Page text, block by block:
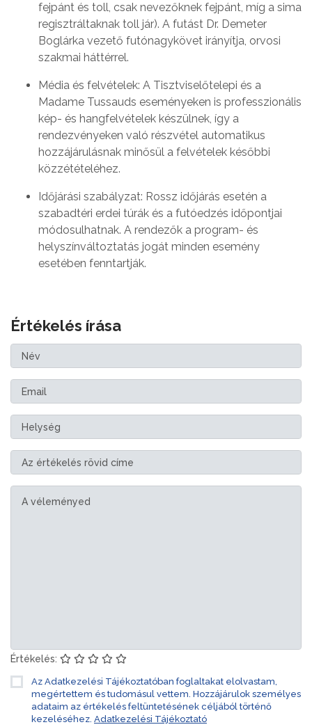
fejpánt és toll, csak nevezőknek fejpánt, míg a sima
regisztráltaknak toll jár). A futást Dr. Demeter
Boglárka vezető futónagykövet irányítja, orvosi
szakmai háttérrel.
Média és felvételek: A Tisztviselőtelepi és a
Madame Tussauds eseményeken is professzionális
kép- és hangfelvételek készülnek, így a
rendezvényeken való részvétel automatikus
hozzájárulásnak minősül a felvételek későbbi
közzétételéhez.
Időjárási szabályzat: Rossz időjárás esetén a
szabadtéri erdei túrák és a futóedzés időpontjai
módosulhatnak. A rendezők a program- és
helyszínváltoztatás jogát minden esemény
esetében fenntartják.
Értékelés írása
Értékelés:
Az Adatkezelési Tájékoztatóban foglaltakat elolvastam,
megértettem és tudomásul vettem. Hozzájárulok személyes
adataim az értékelés feltüntetésének céljából történő
kezeléséhez. Adatkezelési Tájékoztató